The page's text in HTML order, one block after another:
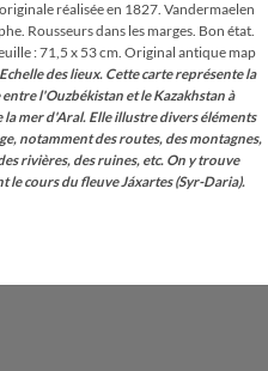
réalisée en 1827. Vandermaelen
Rousseurs dans les marges. Bon état.
: 71,5 x 53 cm. Original antique map
Echelle des lieux. Cette carte représente la
l'Ouzbékistan et le Kazakhstan à
la mer d'Aral. Elle illustre divers éléments
notamment des routes, des montagnes,
rivières, des ruines, etc. On y trouve
le cours du fleuve Jáxartes (Syr-Daria).